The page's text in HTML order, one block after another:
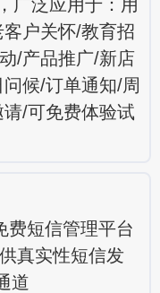
广泛应用于：用
户关怀/教育招
/产品推广/新店
候/订单通知/周
/可免费体验试
费短信管理平台
真实性短信发
道